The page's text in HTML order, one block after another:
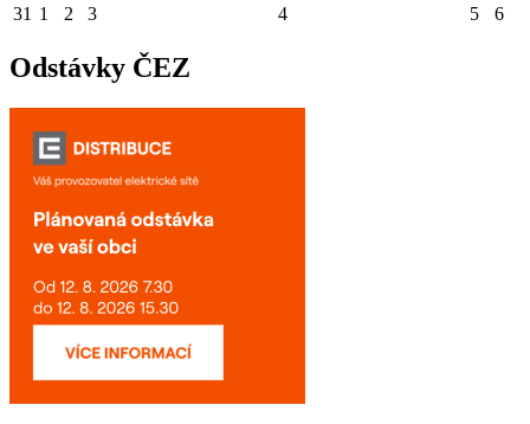
31 1 2 3 4 5 6
Odstávky ČEZ